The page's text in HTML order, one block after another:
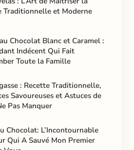
Traditionnelle et Moderne
Chocolat Blanc et Caramel :
Indécent Qui Fait
Toute la Famille
: Recette Traditionnelle,
Savoureuses et Astuces de
Pas Manquer
Chocolat: L’Incontournable
Qui A Sauvé Mon Premier